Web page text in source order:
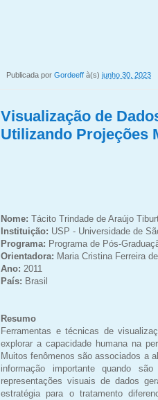
Publicada por Gordeeff à(s) junho 30, 2023
Visualização de
Utilizando Projeções
Nome: Tácito Trindade de Araújo
Instituição: USP - Universidade de
Programa: Programa de Pós-
Orientadora: Maria Cristina Ferreira de
Ano: 2011
País: Brasil
Resumo
Ferramentas e técnicas de
explorar a capacidade humana na
Muitos fenômenos são associados a
informação importante quando
representações visuais de dados
estratégia para o tratamento